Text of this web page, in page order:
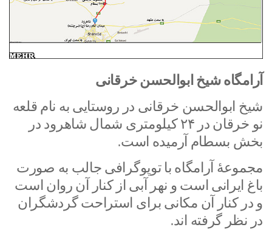
آرامگاه شیخ ابوالحسن خرقانی
شیخ ابوالحسن خرقانی در روستایی به نام قلعه
نو خرقان در ۲۴ کیلومتری شمال شاهرود در
بخش بسطام آرمیده است.
مجموعۀ آرامگاه با توپوگرافی جالب به صورت
باغ ایرانی است و نهر آبی از کنار آن روان است
و در کنار آن مکانی برای استراحت گردشگران
در نظر گرفته اند.